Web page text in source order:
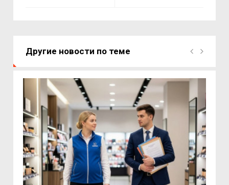
Другие новости по теме